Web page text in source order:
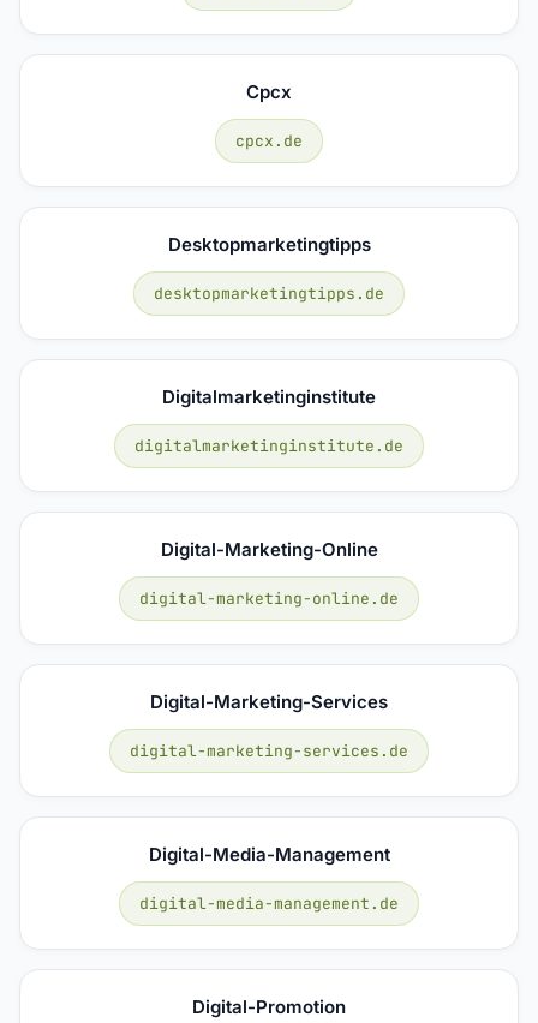
Cpcx
cpcx.de
Desktopmarketingtipps
desktopmarketingtipps.de
Digitalmarketinginstitute
digitalmarketinginstitute.de
Digital-Marketing-Online
digital-marketing-online.de
Digital-Marketing-Services
digital-marketing-services.de
Digital-Media-Management
digital-media-management.de
Digital-Promotion